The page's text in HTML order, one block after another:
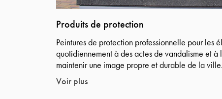
Produits de protection
Peintures de protection professionnelle pour les
quotidiennement à des actes de vandalisme et à
maintenir une image propre et durable de la ville.
Voir plus